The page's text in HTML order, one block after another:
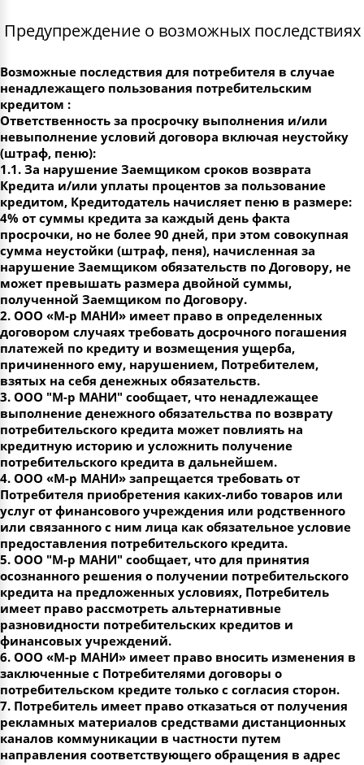
Предупреждение о возможных последствиях
Возможные последствия для потребителя в случае
ненадлежащего пользования потребительским
кредитом :
Ответственность за просрочку выполнения и/или
невыполнение условий договора включая неустойку
(штраф, пеню):
1.1. За нарушение Заемщиком сроков возврата
Кредита и/или уплаты процентов за пользование
кредитом, Кредитодатель начисляет пеню в размере:
4% от суммы кредита за каждый день факта
просрочки, но не более 90 дней, при этом совокупная
сумма неустойки (штраф, пеня), начисленная за
нарушение Заемщиком обязательств по Договору, не
может превышать размера двойной суммы,
полученной Заемщиком по Договору.
2. ООО «М-р МАНИ» имеет право в определенных
договором случаях требовать досрочного погашения
платежей по кредиту и возмещения ущерба,
причиненного ему, нарушением, Потребителем,
взятых на себя денежных обязательств.
3. ООО "М-р МАНИ" сообщает, что ненадлежащее
выполнение денежного обязательства по возврату
потребительского кредита может повлиять на
кредитную историю и усложнить получение
потребительского кредита в дальнейшем.
4. ООО «М-р МАНИ» запрещается требовать от
Потребителя приобретения каких-либо товаров или
услуг от финансового учреждения или родственного
или связанного с ним лица как обязательное условие
предоставления потребительского кредита.
5. ООО "М-р МАНИ" сообщает, что для принятия
осознанного решения о получении потребительского
кредита на предложенных условиях, Потребитель
имеет право рассмотреть альтернативные
разновидности потребительских кредитов и
финансовых учреждений.
6. ООО «М-р МАНИ» имеет право вносить изменения в
заключенные с Потребителями договоры о
потребительском кредите только с согласия сторон.
7. Потребитель имеет право отказаться от получения
рекламных материалов средствами дистанционных
каналов коммуникации в частности путем
направления соответствующего обращения в адрес